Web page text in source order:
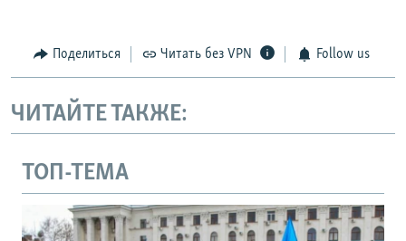
Поделиться Читать без VPN Follow us
ЧИТАЙТЕ ТАКЖЕ:
ТОП-ТЕМА